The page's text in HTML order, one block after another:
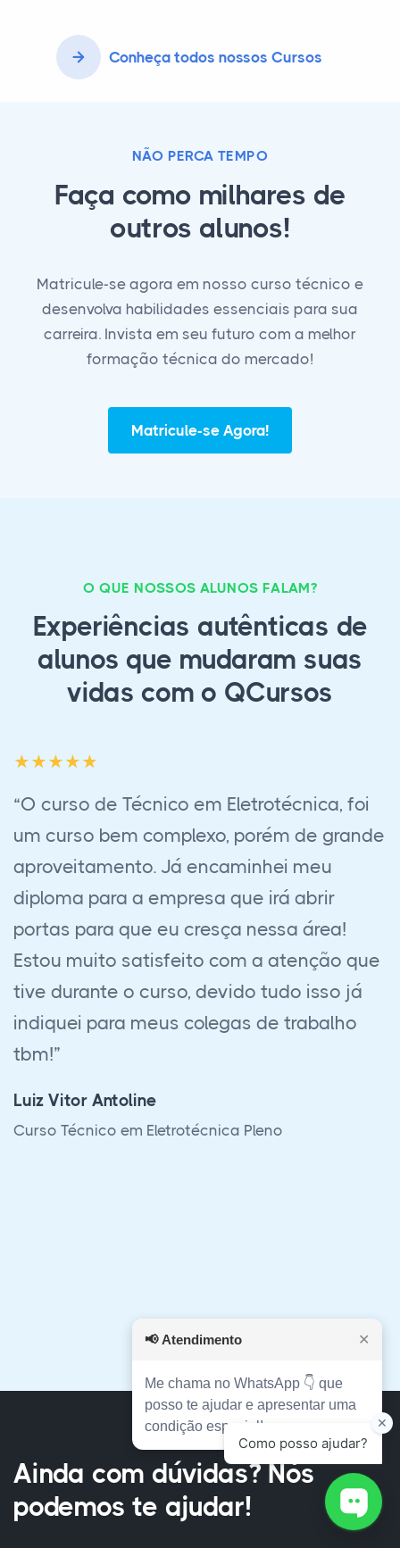
Conheça todos nossos Cursos
NÃO PERCA TEMPO
Faça como milhares de
outros alunos!
Matricule-se agora em nosso curso técnico e
desenvolva habilidades essenciais para sua
carreira. Invista em seu futuro com a melhor
formação técnica do mercado!
Matricule-se Agora!
O QUE NOSSOS ALUNOS FALAM?
Experiências autênticas de
alunos que mudaram suas
vidas com o QCursos
“Foi uma experiência maravilhosa fazer
esse curso em EaD, à principio fiquei com
receio de fazer pois é muito diferente de
curso presencial, requer muita
organização e atenção. No começo fiquei
muito em dúvida se conseguiria fazer
esse curso, mas com o passar do tempo
fui pegando o jeito. Contei muito com a
ajuda dos tutores de cada matéria e do
Ainda com dúvidas? Nós
podemos te ajudar!
📢 Atendimento ✕
Me chama no WhatsApp 👇 que
posso te ajudar e apresentar uma
condição especial!